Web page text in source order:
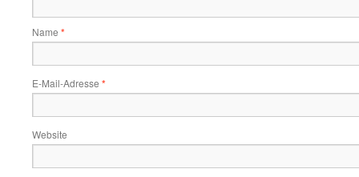
Name *
E-Mail-Adresse *
Website